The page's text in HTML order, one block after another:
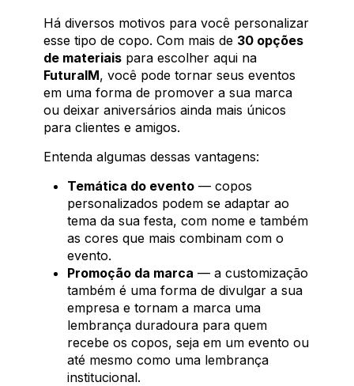
Há diversos motivos para você personalizar
esse tipo de copo. Com mais de 30 opções
de materiais para escolher aqui na
FuturaIM, você pode tornar seus eventos
em uma forma de promover a sua marca
ou deixar aniversários ainda mais únicos
para clientes e amigos.
Entenda algumas dessas vantagens:
Temática do evento — copos
personalizados podem se adaptar ao
tema da sua festa, com nome e também
as cores que mais combinam com o
evento.
Promoção da marca — a customização
também é uma forma de divulgar a sua
empresa e tornam a marca uma
lembrança duradoura para quem
recebe os copos, seja em um evento ou
até mesmo como uma lembrança
institucional.